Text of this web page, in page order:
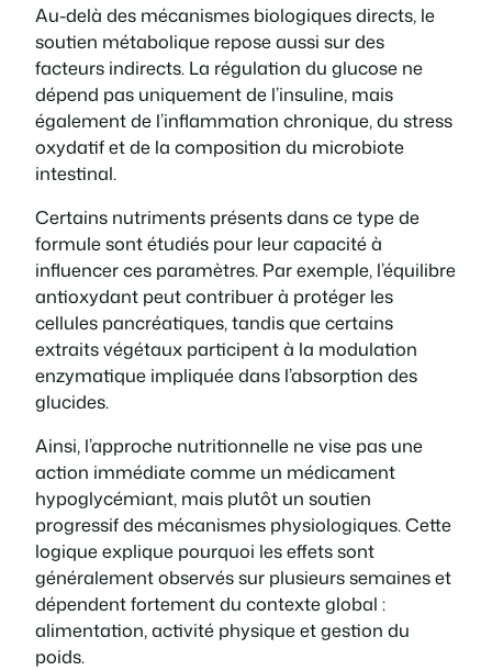
Au-delà des mécanismes biologiques directs, le
soutien métabolique repose aussi sur des
facteurs indirects. La régulation du glucose ne
dépend pas uniquement de l’insuline, mais
également de l’inflammation chronique, du stress
oxydatif et de la composition du microbiote
intestinal.
Certains nutriments présents dans ce type de
formule sont étudiés pour leur capacité à
influencer ces paramètres. Par exemple, l’équilibre
antioxydant peut contribuer à protéger les
cellules pancréatiques, tandis que certains
extraits végétaux participent à la modulation
enzymatique impliquée dans l’absorption des
glucides.
Ainsi, l’approche nutritionnelle ne vise pas une
action immédiate comme un médicament
hypoglycémiant, mais plutôt un soutien
progressif des mécanismes physiologiques. Cette
logique explique pourquoi les effets sont
généralement observés sur plusieurs semaines et
dépendent fortement du contexte global :
alimentation, activité physique et gestion du
poids.